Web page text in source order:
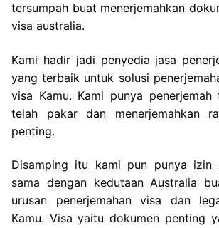
tersumpah buat menerjemahkan
visa australia.
Kami hadir jadi penyedia jasa
yang terbaik untuk solusi
visa Kamu. Kami punya penerjemah
telah pakar dan menerjemahkan
penting.
Disamping itu kami pun punya izin
sama dengan kedutaan Australia
urusan penerjemahan visa dan
Kamu. Visa yaitu dokumen penting